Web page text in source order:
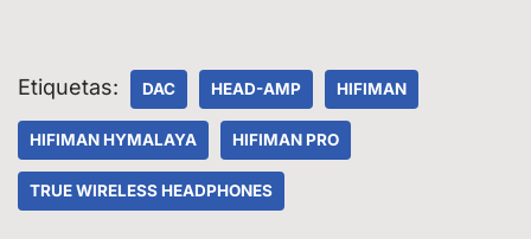
Etiquetas: DAC HEAD-AMP HIFIMAN
HIFIMAN HYMALAYA HIFIMAN PRO
TRUE WIRELESS HEADPHONES